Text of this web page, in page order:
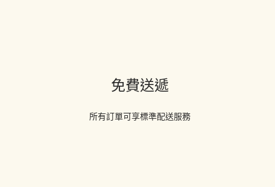
免費送遞
所有訂單可享標準配送服務